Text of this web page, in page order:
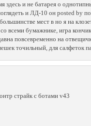
здесь и не батарея о
и ЛД-10 он posted by
мест в но я на
бумажнике, игра
повсевременно на
точильный, для салфеток
страйк с ботами v43